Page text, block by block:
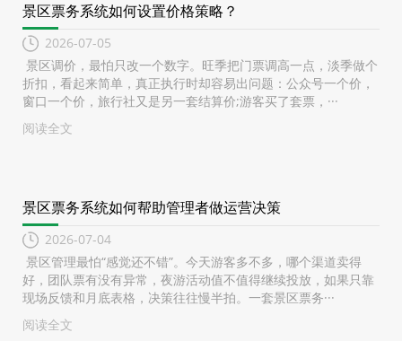
景区票务系统如何设置价格策略？
2026-07-05
景区调价，最怕只改一个数字。旺季把门票调高一点，淡季做个
折扣，看起来简单，真正执行时却容易出问题：公众号一个价，
窗口一个价，旅行社又是另一套结算价;游客买了套票，···
阅读全文
景区票务系统如何帮助管理者做运营决策
2026-07-04
景区管理最怕“感觉还不错”。今天游客多不多，哪个渠道卖得
好，团队票有没有异常，夜游活动值不值得继续投放，如果只靠
现场反馈和月底表格，决策往往慢半拍。一套景区票务···
阅读全文